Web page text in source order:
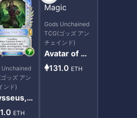
Unchained
ッズ アン
ンド)
T
Victor
ETH
Gods Unchained
TCG(ゴッズ アン
チェインド)
Avatar of Ma
gic
131.0 ETH